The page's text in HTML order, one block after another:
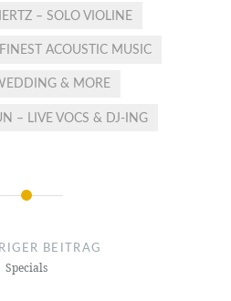
– SOLO VIOLINE
ACOUSTIC MUSIC
& MORE
– LIVE VOCS & DJ-ING
BEITRAG
Specials